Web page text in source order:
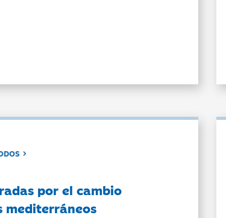
por el cambio
mediterráneos